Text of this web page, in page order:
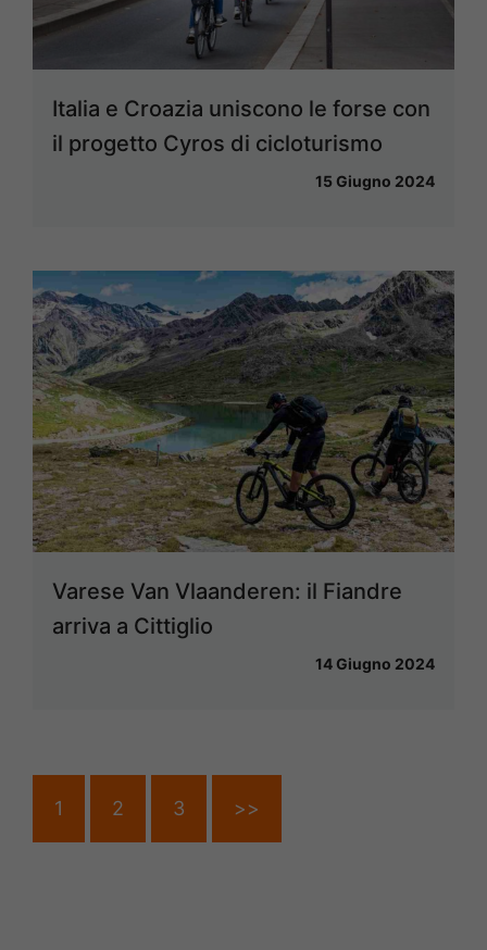
Italia e Croazia uniscono le forse con
il progetto Cyros di cicloturismo
15 Giugno 2024
Varese Van Vlaanderen: il Fiandre
arriva a Cittiglio
14 Giugno 2024
1 2 3 >>